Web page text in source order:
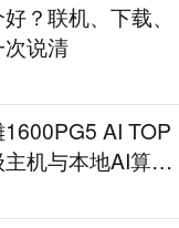
？联机、下载、
说清
AI TOP
机与本地AI算力